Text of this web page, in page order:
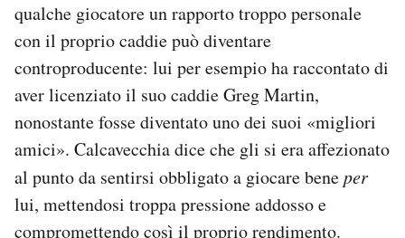
qualche giocatore un rapporto troppo personale
con il proprio caddie può diventare
controproducente: lui per esempio ha raccontato di
aver licenziato il suo caddie Greg Martin,
nonostante fosse diventato uno dei suoi «migliori
amici». Calcavecchia dice che gli si era affezionato
al punto da sentirsi obbligato a giocare beneper
lui, mettendosi troppa pressione addosso e
compromettendo così il proprio rendimento.